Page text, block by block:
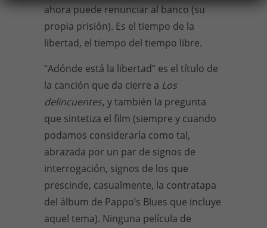
ahora puede renunciar al banco (su
propia prisión). Es el tiempo de la
libertad, el tiempo del tiempo libre.
“Adónde está la libertad” es el título de
la canción que da cierre a Los
delincuentes, y también la pregunta
que sintetiza el film (siempre y cuando
podamos considerarla como tal,
abrazada por un par de signos de
interrogación, signos de los que
prescinde, casualmente, la contratapa
del álbum de Pappo’s Blues que incluye
aquel tema). Ninguna película de